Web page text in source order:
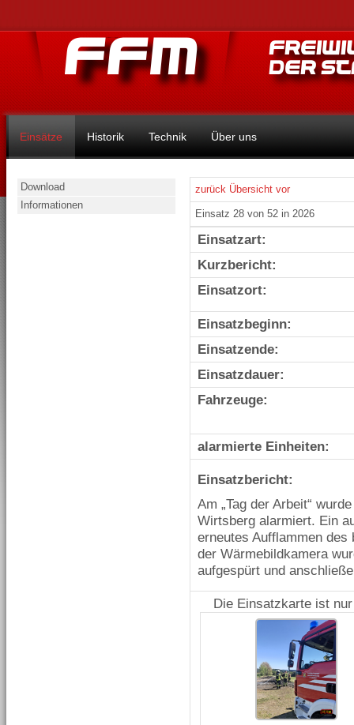
Einsätze Historik Technik Über uns
Download
Informationen
zurück Übersicht vor
Einsatz 28 von 52 in 2026
Einsatzart:
Kurzbericht:
Einsatzort:
Einsatzbeginn:
Einsatzende:
Einsatzdauer:
Fahrzeuge:
alarmierte Einheiten:
Einsatzbericht:
Am „Tag der Arbeit“
Wirtsberg alarmiert. Ein
erneutes Aufflammen
der Wärmebildkamera
aufgespürt und
Die Einsatzkarte ist